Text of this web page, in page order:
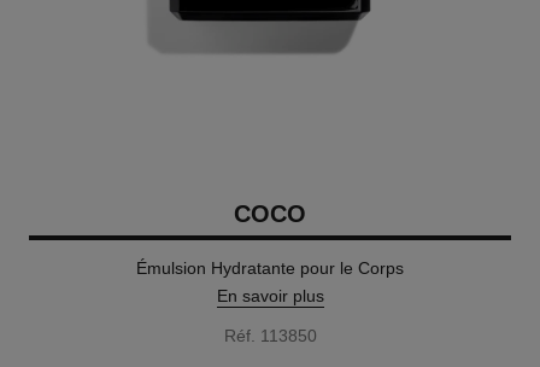
COCO
Émulsion Hydratante pour le Corps
En savoir plus
Réf. 113850